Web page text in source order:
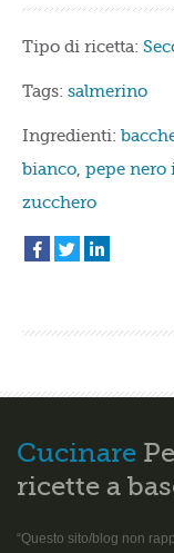
Tipo di ricetta:
Tags: salmerino
Ingredienti:
bianco, pepe nero
zucchero
Cucinare
ricette a
“Questo sito/blog non